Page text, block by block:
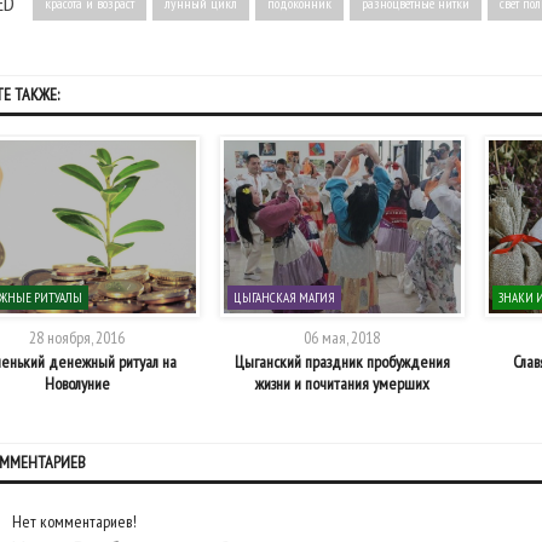
ТАКЖЕ:
РИТУАЛЫ
28 ноября, 2016
денежный ритуал на
Новолуние
ЦЫГАНСКАЯ МАГИЯ
06 мая, 2018
Цыганский праздник пробуждения
жизни и почитания умерших
ЗНАКИ
Нет комментариев!